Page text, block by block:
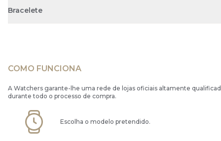
Bracelete
COMO FUNCIONA
A Watchers garante-lhe uma rede de lojas oficiais altamente
durante todo o processo de compra.
Escolha o modelo pretendido.